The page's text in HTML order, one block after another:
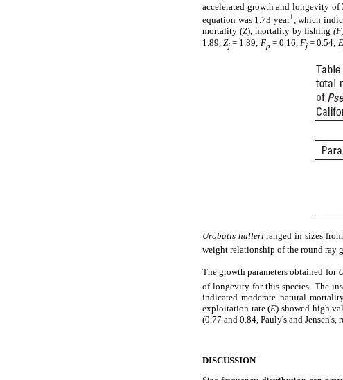
accelerated growth and longevity of
equation was 1.73 year1 , which
mortality (Z), mortality by fishing
1.89, Zj = 1.89; Fp = 0.16, Fj = 0.54; E
Urobatis halleriranged in sizes
weight relationship of the round ray
The growth parameters obtained for
of longevity for this species. The
indicated moderate natural
exploitation rate (E) showed high
(0.77 and 0.84, Pauly's and
DISCUSSION